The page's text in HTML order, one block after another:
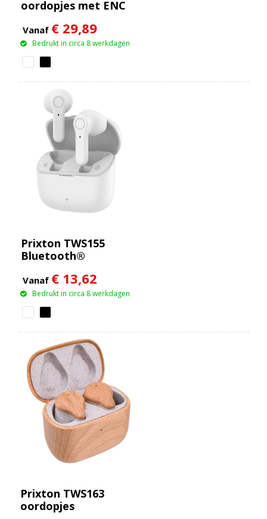
oordopjes met ENC
Vanaf € 29,89
Bedrukt in circa 8 werkdagen
Prixton TWS155
Bluetooth®
Vanaf € 13,62
Bedrukt in circa 8 werkdagen
Prixton TWS163
oordopjes